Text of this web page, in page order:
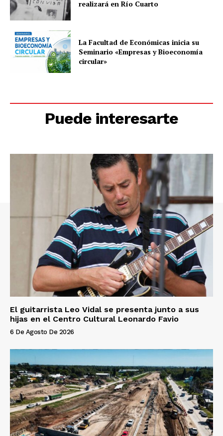
realizará en Río Cuarto
La Facultad de Económicas inicia su
Seminario «Empresas y Bioeconomía
circular»
Puede interesarte
El guitarrista Leo Vidal se presenta junto a sus
hijas en el Centro Cultural Leonardo Favio
6 De Agosto De 2026